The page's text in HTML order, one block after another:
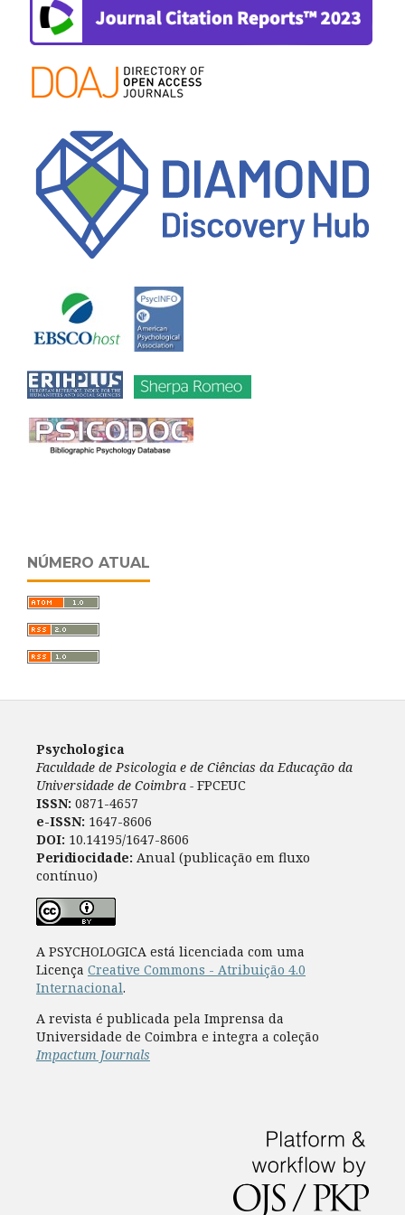
NÚMERO ATUAL
Psychologica
Faculdade de Psicologia e de Ciências da Educação da
Universidade de Coimbra - FPCEUC
ISSN: 0871-4657
e-ISSN: 1647-8606
DOI: 10.14195/1647-8606
Peridiocidade: Anual (publicação em fluxo
contínuo)
A PSYCHOLOGICA está licenciada com uma
Licença Creative Commons - Atribuição 4.0
Internacional.
A revista é publicada pela Imprensa da
Universidade de Coimbra e integra a coleção
Impactum Journals